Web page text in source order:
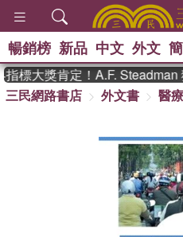
熱搜
史
獎 臺
登輝
偉大
暢銷榜 新品 中文 外文
標大獎肯定！A.F. Steadman
三民網路書店
外文書 醫